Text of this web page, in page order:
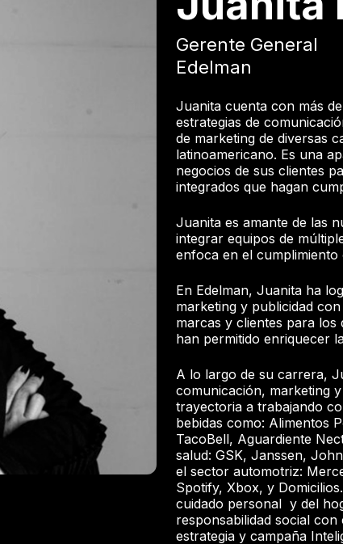
Gerente General
Edelman
Juanita cuenta con más
estrategias de
de marketing de diversas
latinoamericano. Es una
negocios de sus clientes
integrados que hagan
Juanita es amante de las
integrar equipos de
enfoca en el cumplimiento
En Edelman, Juanita ha
marketing y publicidad
marcas y clientes para los
han permitido enriquecer
A lo largo de su carrera,
comunicación, marketing
trayectoria a trabajando
bebidas como: Alimentos
TacoBell, Aguardiente
salud: GSK, Janssen,
el sector automotriz:
Spotify, Xbox, y
cuidado personal y del
responsabilidad social
estrategia y campaña